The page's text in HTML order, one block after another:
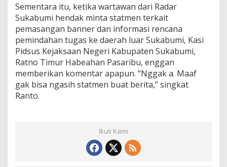
Sementara itu, ketika wartawan dari Radar
Sukabumi hendak minta statmen terkait
pemasangan banner dan informasi rencana
pemindahan tugas ke daerah luar Sukabumi, Kasi
Pidsus Kejaksaan Negeri Kabupaten Sukabumi,
Ratno Timur Habeahan Pasaribu, enggan
memberikan komentar apapun. “Nggak a. Maaf
gak bisa ngasih statmen buat berita,” singkat
Ranto.
Ikuti Kami